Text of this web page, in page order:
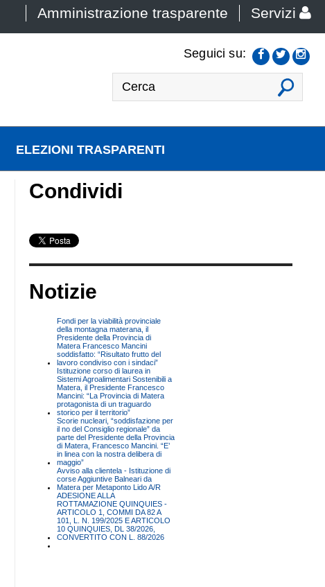
Amministrazione trasparente Servizi
VAI
Seguici su:
ELEZIONI TRASPARENTI
Condividi
Notizie
Fondi per la viabilità provinciale
della montagna materana, il
Presidente della Provincia di
Matera Francesco Mancini
soddisfatto: “Risultato frutto del
lavoro condiviso con i sindaci”
Istituzione corso di laurea in
Sistemi Agroalimentari Sostenibili a
Matera, il Presidente Francesco
Mancini: “La Provincia di Matera
protagonista di un traguardo
storico per il territorio”
Scorie nucleari, “soddisfazione per
il no del Consiglio regionale” da
parte del Presidente della Provincia
di Matera, Francesco Mancini. “E’
in linea con la nostra delibera di
maggio”
Avviso alla clientela - Istituzione di
corse Aggiuntive Balneari da
Matera per Metaponto Lido A/R
ADESIONE ALLA
ROTTAMAZIONE QUINQUIES -
ARTICOLO 1, COMMI DA 82 A
101, L. N. 199/2025 E ARTICOLO
10 QUINQUIES, DL 38/2026,
CONVERTITO CON L. 88/2026